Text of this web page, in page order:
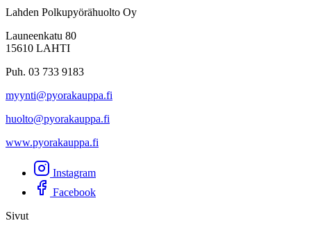
Lahden Polkupyörähuolto Oy
Launeenkatu 80
15610 LAHTI
Puh. 03 733 9183
myynti@pyorakauppa.fi
huolto@pyorakauppa.fi
www.pyorakauppa.fi
Instagram
Facebook
Sivut